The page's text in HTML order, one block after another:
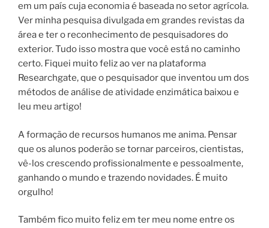
em um país cuja economia é baseada no setor agrícola.
Ver minha pesquisa divulgada em grandes revistas da
área e ter o reconhecimento de pesquisadores do
exterior. Tudo isso mostra que você está no caminho
certo. Fiquei muito feliz ao ver na plataforma
Researchgate, que o pesquisador que inventou um dos
métodos de análise de atividade enzimática baixou e
leu meu artigo!
A formação de recursos humanos me anima. Pensar
que os alunos poderão se tornar parceiros, cientistas,
vê-los crescendo profissionalmente e pessoalmente,
ganhando o mundo e trazendo novidades. É muito
orgulho!
Também fico muito feliz em ter meu nome entre os